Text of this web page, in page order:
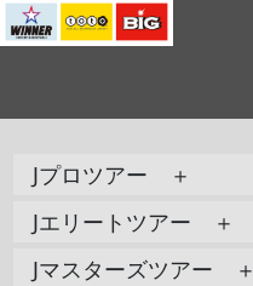
Jプロツアー ＋
Jエリートツアー ＋
Jマスターズツアー ＋